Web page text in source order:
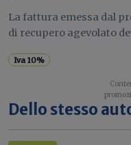
La fattura emessa dal
di recupero agevolato
Iva 10%
Dello stesso